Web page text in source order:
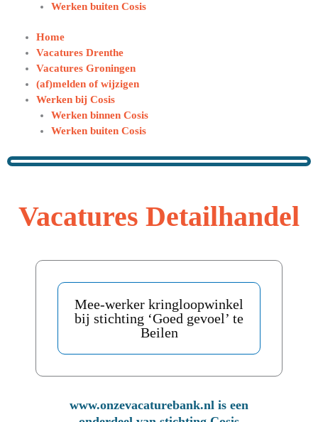
Werken buiten Cosis
Home
Vacatures Drenthe
Vacatures Groningen
(af)melden of wijzigen
Werken bij Cosis
Werken binnen Cosis
Werken buiten Cosis
Vacatures Detailhandel
Mee-werker kringloopwinkel
bij stichting ‘Goed gevoel’ te
Beilen
www.onzevacaturebank.nl is een